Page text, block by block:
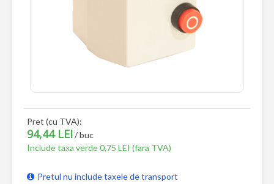
Pret (cu TVA):
94,44 LEI/ buc
Include taxa verde 0,75 LEI (fara TVA)
Pretul nu include taxele de transport